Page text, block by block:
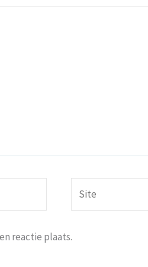
reactie plaats.